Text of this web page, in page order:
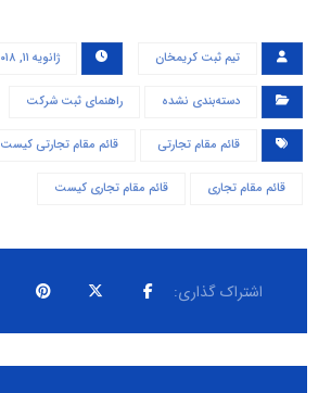
تیم ثبت کریمخان ژانویه ۱۱, ۲۰۱۸
دسته‌بندی نشده راهنمای ثبت شرکت
قائم مقام تجارتی قائم مقام تجارتی کیست
قائم مقام تجاری قائم مقام تجاری کیست